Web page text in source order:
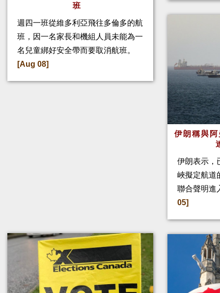
班
週四一班從維多利亞飛往多倫多的航
班，因一名家長和機組人員未能為一
名兒童綁好安全帶而要取消航班。
[Aug 08]
伊朗稱與
伊朗表示，
峽擬定航道
聯合聲明進
05]